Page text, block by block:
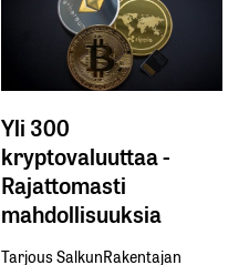
Yli 300
kryptovaluuttaa -
Rajattomasti
mahdollisuuksia
Tarjous SalkunRakentajan